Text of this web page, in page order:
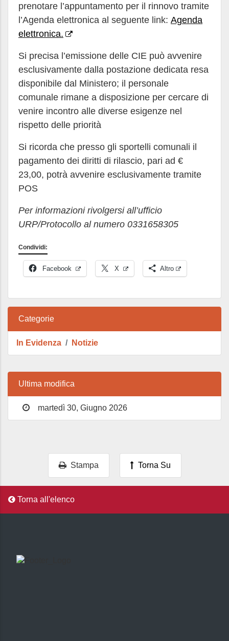
prenotare l’appuntamento per il rinnovo tramite
l’Agenda elettronica al seguente link: Agenda
elettronica.
Si precisa l’emissione delle CIE può avvenire
esclusivamente dalla postazione dedicata resa
disponibile dal Ministero; il personale
comunale rimane a disposizione per cercare di
venire incontro alle diverse esigenze nel
rispetto delle priorità
Si ricorda che presso gli sportelli comunali il
pagamento dei diritti di rilascio, pari ad €
23,00, potrà avvenire esclusivamente tramite
POS
Per informazioni rivolgersi all’ufficio
URP/Protocollo al numero 0331658305
Condividi:
Facebook X Altro
Categorie
In Evidenza Notizie
Ultima modifica
martedì 30, Giugno 2026
Stampa Torna Su
Torna all'elenco